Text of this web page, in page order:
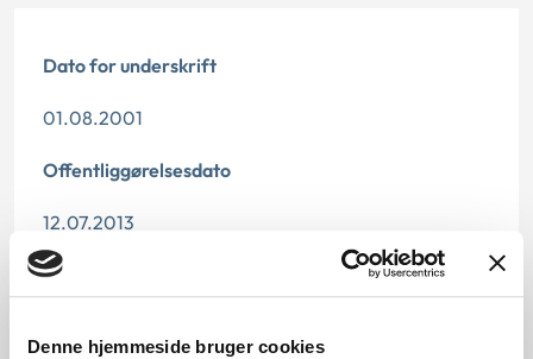
Denne hjemmeside bruger cookies
Dato for underskrift
01.08.2001
Offentliggørelsesdato
12.07.2013
Paragraf